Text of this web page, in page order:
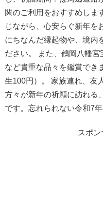
関のご利用をおすすめしま
じながら、心安らぐ新年を
にちなんだ縁起物や、境内
ださい。 また、鶴岡八幡
など貴重な品々を鑑賞でき
生100円）。 家族連れ、友
方々が新年の祈願に訪れる
です。忘れられない令和7
スポン